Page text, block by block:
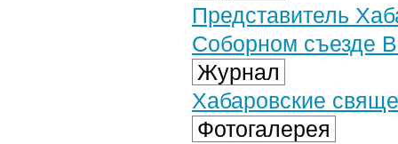
Представитель
Соборном съезде
Журнал
Хабаровские
Фотогалерея